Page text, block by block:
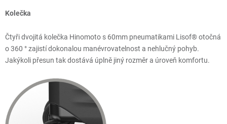
Kolečka
Čtyři dvojitá kolečka Hinomoto s 60mm pneumatikami Lisof® otočná
o 360 ° zajistí dokonalou manévrovatelnost a nehlučný pohyb.
Jakýkoli přesun tak dostává úplně jiný rozměr a úroveň komfortu.